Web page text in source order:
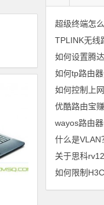
超级终端怎么
TPLINK无线
如何设置腾
如何tp路由
如何控制上网
优酷路由宝
wayos路由
什么是VLAN
关于思科
如何限制